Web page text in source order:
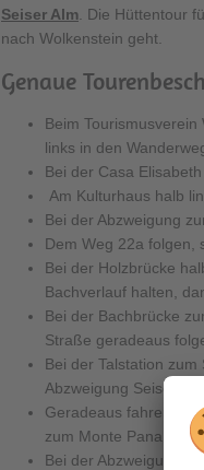
Seiser Alm . Die Hüttentour
nach Wolkenstein geht.
Genaue
Beim
links in den
Bei der Casa
Am Kulturhaus halb
Bei der Abzweigung
Dem Weg 22a folgen,
Bei der Holzbrücke
Bachverlauf halten,
Bei der Bachbrücke
Straße geradeaus
Bei der Talstation
Abzweigung Seiser
Geradeaus fahren bis
zum Monte Pana
Bei der Abzweigung